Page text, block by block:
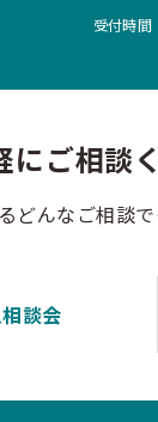
受付時
にご相談
どんなご相談
談会